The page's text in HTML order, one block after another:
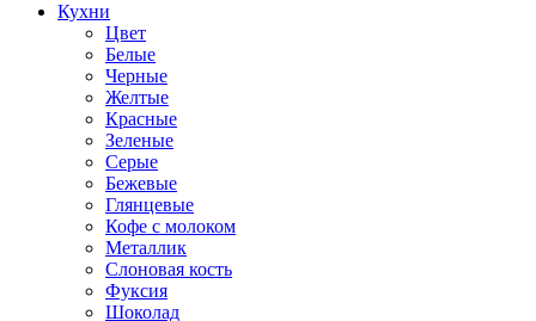
Кухни
Цвет
Белые
Черные
Желтые
Красные
Зеленые
Серые
Бежевые
Глянцевые
Кофе с молоком
Металлик
Слоновая кость
Фуксия
Шоколад